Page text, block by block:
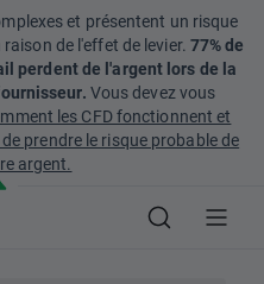
et présentent un risque
de l'effet de levier. 77% de
perdent de l'argent lors de la
Vous devez vous
les CFD fonctionnent et
prendre le risque probable de
argent.